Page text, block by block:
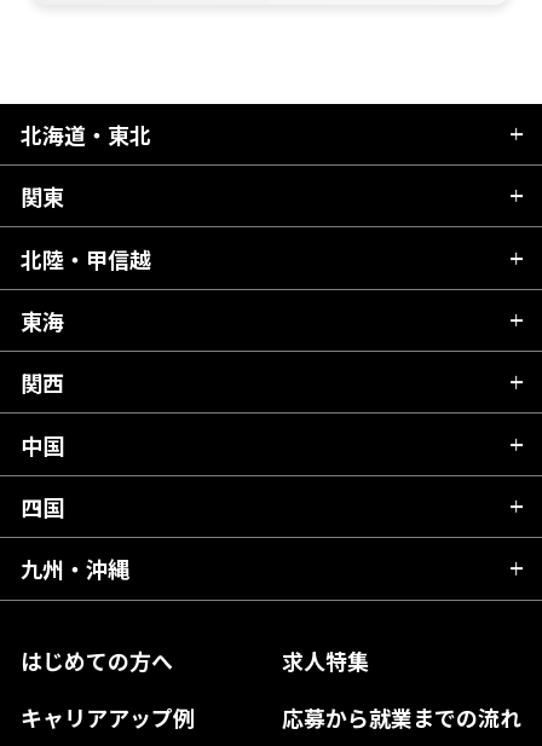
はじめての方へ
求人特集
キャリアアップ例
応募から就業までの流れ
北海道・東北
北海道
青森県
秋田県
岩手県
宮城県
福島県
関東
茨城県
栃木県
群馬県
千葉県
東京都
神奈川県
北陸・甲信越
新潟県
富山県
石川県
山梨県
長野県
東海
岐阜県
静岡県
愛知県
関西
滋賀県
京都府
大阪府
奈良県
和歌山県
中国
広島県
岡山県
島根県
山口県
四国
愛媛県
高知県
徳島県
九州・沖縄